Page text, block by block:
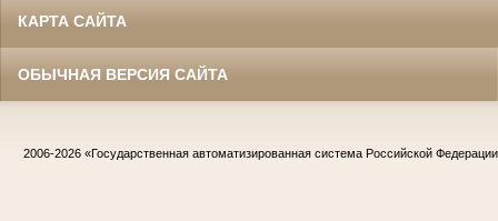
КАРТА САЙТА
ОБЫЧНАЯ ВЕРСИЯ САЙТА
2006-2026 «Государственная автоматизированная система Российской